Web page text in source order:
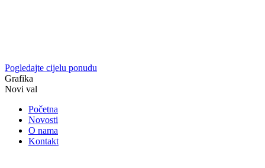
Pogledajte cijelu ponudu
Grafika
Novi val
Početna
Novosti
O nama
Kontakt